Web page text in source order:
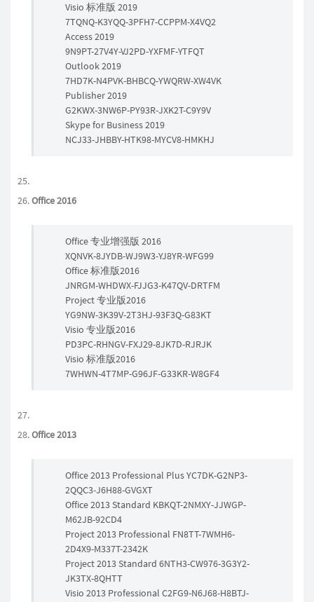
Visio 标准版 2019
7TQNQ-K3YQQ-3PFH7-CCPPM-X4VQ2
Access 2019
9N9PT-27V4Y-VJ2PD-YXFMF-YTFQT
Outlook 2019
7HD7K-N4PVK-BHBCQ-YWQRW-XW4VK
Publisher 2019
G2KWX-3NW6P-PY93R-JXK2T-C9Y9V
Skype for Business 2019
NCJ33-JHBBY-HTK98-MYCV8-HMKHJ
Office 2016
Office 专业增强版 2016
XQNVK-8JYDB-WJ9W3-YJ8YR-WFG99
Office 标准版2016
JNRGM-WHDWX-FJJG3-K47QV-DRTFM
Project 专业版2016
YG9NW-3K39V-2T3HJ-93F3Q-G83KT
Visio 专业版2016
PD3PC-RHNGV-FXJ29-8JK7D-RJRJK
Visio 标准版2016
7WHWN-4T7MP-G96JF-G33KR-W8GF4
Office 2013
Office 2013 Professional Plus YC7DK-G2NP3-
2QQC3-J6H88-GVGXT
Office 2013 Standard KBKQT-2NMXY-JJWGP-
M62JB-92CD4
Project 2013 Professional FN8TT-7WMH6-
2D4X9-M337T-2342K
Project 2013 Standard 6NTH3-CW976-3G3Y2-
JK3TX-8QHTT
Visio 2013 Professional C2FG9-N6J68-H8BTJ-